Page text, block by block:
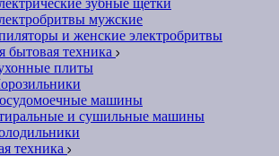
зубные щетки
мужские
и женские электробритвы
бытовая техника
плиты
машины
и сушильные машины
техника